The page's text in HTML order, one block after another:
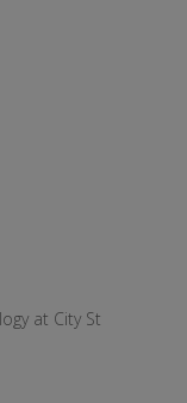
at City St